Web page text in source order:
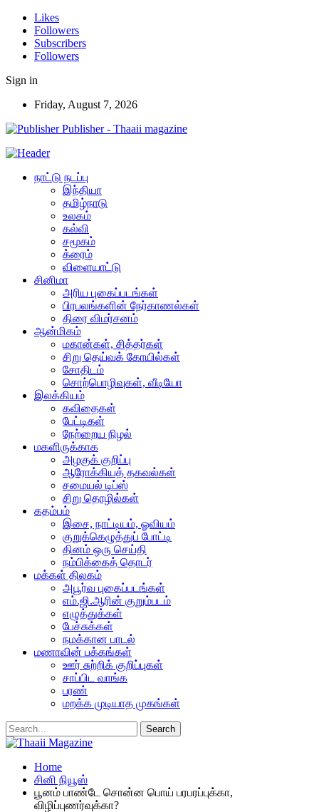
Likes
Followers
Subscribers
Followers
Sign in
Friday, August 7, 2026
Publisher - Thaaii magazine
நாட்டு நடப்பு
இந்தியா
தமிழ்நாடு
உலகம்
கல்வி
சமூகம்
க்ரைம்
விளையாட்டு
சினிமா
அரிய புகைப்படங்கள்
பிரபலங்களின் நேர்காணல்கள்
திரை விமர்சனம்
ஆன்மிகம்
மகான்கள், சித்தர்கள்
சிறு தெய்வக் கோயில்கள்
சோதிடம்
சொற்பொழிவுகள், வீடியோ
இலக்கியம்
கவிதைகள்
பேட்டிகள்
நேற்றைய நிழல்
மகளிருக்காக
அழகுக் குறிப்பு
ஆரோக்கியத் தகவல்கள்
சமையல் டிப்ஸ்
சிறு தொழில்கள்
கதம்பம்
இசை, நாட்டியம், ஓவியம்
குறுக்கெழுத்துப் போட்டி
தினம் ஒரு செய்தி
நம்பிக்கைத் தொடர்
மக்கள் திலகம்
அபூர்வ புகைப்படங்கள்
எம்.ஜி.ஆரின் குறும்படம்
எழுத்துக்கள்
பேச்சுக்கள்
நமக்கான பாடல்
மணாவின் பக்கங்கள்
ஊர் சுற்றிக் குறிப்புகள்
சாப்பிட வாங்க
பரண்
மறக்க முடியாத முகங்கள்
Home
சினி நியூஸ்
பூனம் பாண்டே சொன்ன பொய் பரபரப்புக்கா,
விழிப்புணர்வுக்கா?